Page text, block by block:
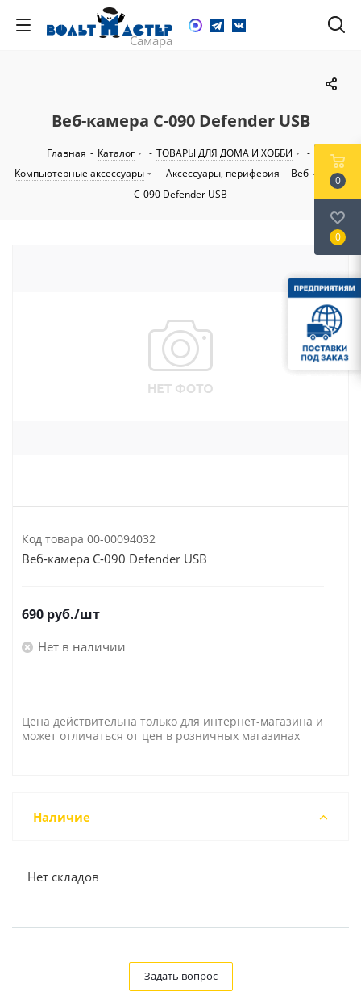
Веб-камера С-090 Defender USB
Главная - Каталог - ТОВАРЫ ДЛЯ ДОМА И ХОББИ
-
Компьютерные аксессуары
- Аксессуары, периферия - Веб-камера
С-090 Defender USB
Код товара 00-00094032
Веб-камера С-090 Defender USB
690 руб./шт
Нет в наличии
Цена действительна только для интернет-магазина и
может отличаться от цен в розничных магазинах
Наличие
Нет складов
Задать вопрос
0
0